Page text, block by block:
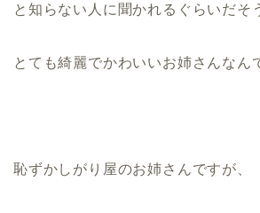
と知らない人に聞かれるぐらいだそ
とても綺麗でかわいいお姉さんなん
恥ずかしがり屋のお姉さんですが、